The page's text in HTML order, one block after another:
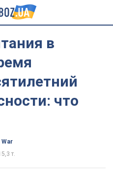
в
что
War
т.